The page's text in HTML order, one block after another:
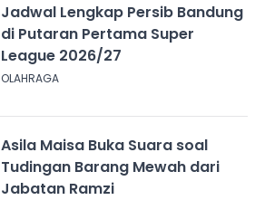
Jadwal Lengkap Persib Bandung
di Putaran Pertama Super
League 2026/27
OLAHRAGA
Asila Maisa Buka Suara soal
Tudingan Barang Mewah dari
Jabatan Ramzi